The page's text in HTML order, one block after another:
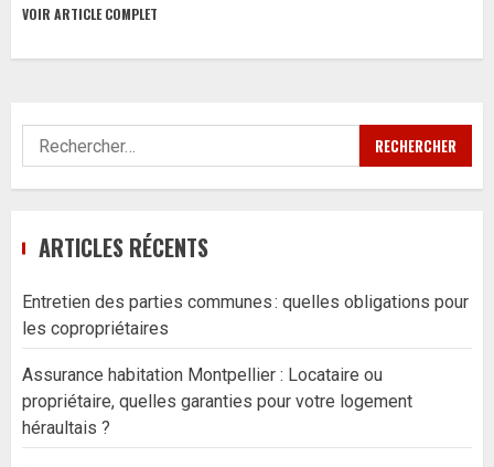
VOIR ARTICLE COMPLET
Rechercher :
ARTICLES RÉCENTS
Entretien des parties communes : quelles obligations pour
les copropriétaires
Assurance habitation Montpellier : Locataire ou
propriétaire, quelles garanties pour votre logement
héraultais ?